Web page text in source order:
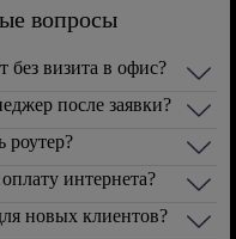
вопросы
визита в офис?
после заявки?
роутер?
интернета?
новых клиентов?